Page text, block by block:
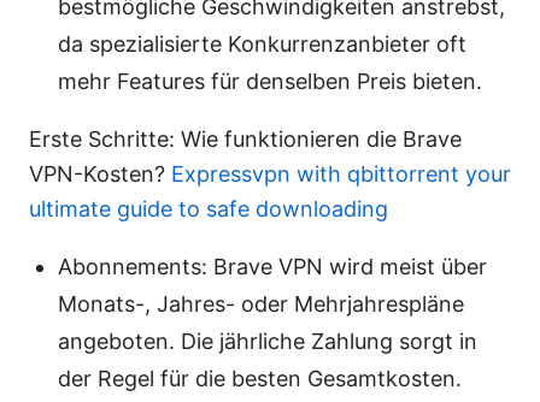
bestmögliche Geschwindigkeiten anstrebst,
da spezialisierte Konkurrenzanbieter oft
mehr Features für denselben Preis bieten.
Erste Schritte: Wie funktionieren die Brave
VPN-Kosten? Expressvpn with qbittorrent your
ultimate guide to safe downloading
Abonnements: Brave VPN wird meist über
Monats-, Jahres- oder Mehrjahrespläne
angeboten. Die jährliche Zahlung sorgt in
der Regel für die besten Gesamtkosten.